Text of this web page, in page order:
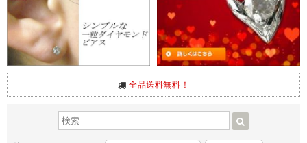
全品送料無料！